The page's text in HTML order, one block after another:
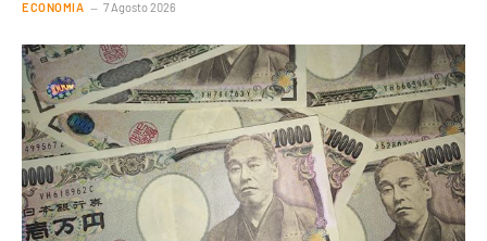
ECONOMIA 7 Agosto 2026